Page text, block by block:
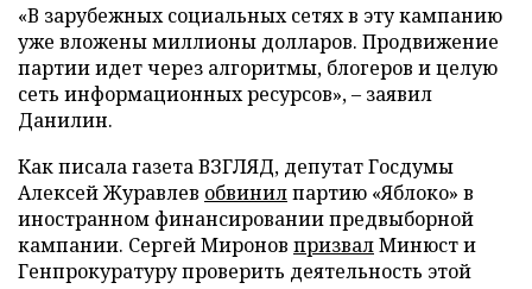
«В зарубежных социальных сетях в эту кампанию
уже вложены миллионы долларов. Продвижение
партии идет через алгоритмы, блогеров и целую
сеть информационных ресурсов», – заявил
Данилин.
Как писала газета ВЗГЛЯД, депутат Госдумы
Алексей Журавлев обвинилпартию «Яблоко» в
иностранном финансировании предвыборной
кампании. Сергей Миронов призвалМинюст и
Генпрокуратуру проверить деятельность этой